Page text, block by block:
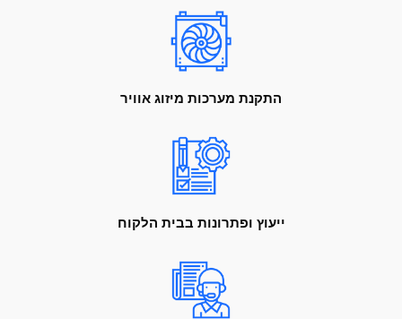
התקנת מערכות מיזוג אוויר
ייעוץ ופתרונות בבית הלקוח